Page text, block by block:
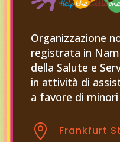
Organizzazione
registrata in
della Salute e
in attività di
a favore di

Frankfurt